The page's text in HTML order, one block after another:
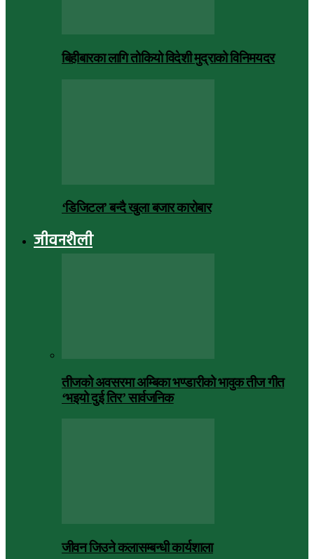
बिहीबारका लागि तोकियो विदेशी मुद्राको विनिमयदर
‘डिजिटल’ बन्दै खुला बजार कारोबार
जीवनशैली
तीजको अवसरमा अम्बिका भण्डारीको भावुक तीज गीत
‘भइयो दुई तिर’ सार्वजनिक
जीवन जिउने कलासम्बन्धी कार्यशाला